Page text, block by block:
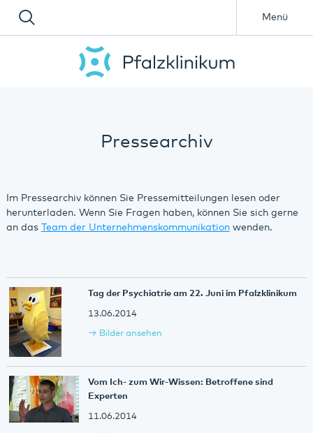
Menü
Pressearchiv
Im Pressearchiv können Sie Pressemitteilungen lesen oder
herunterladen. Wenn Sie Fragen haben, können Sie sich gerne
an das Team der Unternehmenskommunikationwenden.
Tag der Psychiatrie am 22. Juni im Pfalzklinikum
13.06.2014
Bilder ansehen
Vom Ich- zum Wir-Wissen: Betroffene sind
Experten
11.06.2014